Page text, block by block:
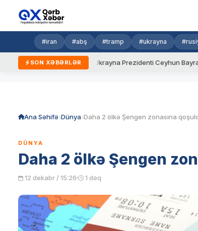
#iran #abş #tramp #ukrayna
SON XƏBƏRLƏR
yeni qaydalar Ukrayna Prezidenti Ceyhun Bayramovu
Ana Səhifə Dünya Daha 2 ölkə Şengen zonasına
DÜNYA
Daha 2 ölkə Şengen
12 dekabr / 15:26 1 dəq